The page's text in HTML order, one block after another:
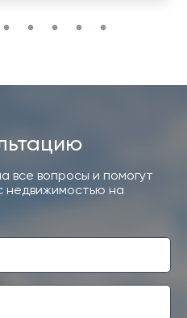
все вопросы и помогут
недвижимостью на